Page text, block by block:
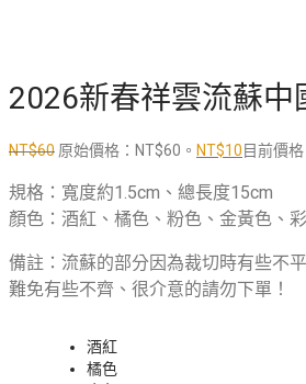
2026新春祥雲流蘇中
NT$60 原始價格：NT$60。 NT$10目前價
規格：寬度約1.5cm、總長度15cm
顏色：酒紅、橘色、粉色、金黃色、
備註：流蘇的部分因為裁切時有些不
難免有些不齊、很介意的請勿下單！
酒紅
橘色